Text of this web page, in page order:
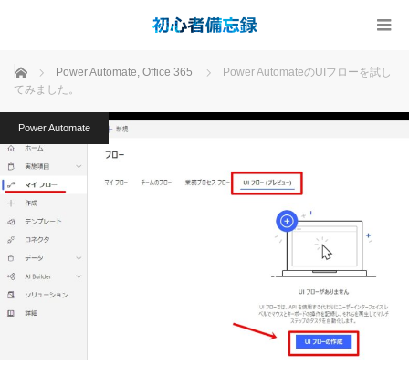
ホーム Power Automate, Office 365
Power AutomateのUIフローを試し
てみました。
Power Automate